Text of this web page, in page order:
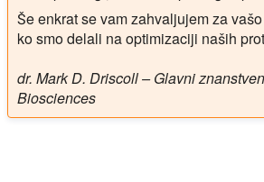
Še enkrat se vam zahvaljujem za
ko smo delali na optimizaciji naših
dr. Mark D. Driscoll – Glavni
Biosciences